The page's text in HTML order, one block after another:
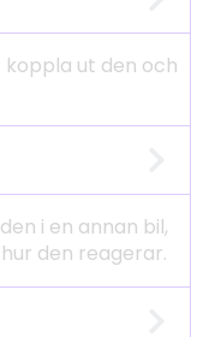
ut den och
i en annan bil,
den reagerar.